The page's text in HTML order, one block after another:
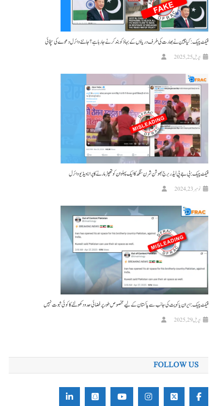
فیکٹ چیک: کیا چین نے بھارت کی طرف دریاؤں کے بہاؤ کو بند کرنے جا رہا ہے؟ جانئے وائرل دعوے کی سچّائی
اپریل 25, 2025
فیکٹ چیک : بی جے پی لیڈر برج بھوشن شرن سنگھ کا ایک پہلوان کو تھپڑ مارنے کا پرانا ویڈیو وائرل
نومبر 23, 2024
فیکٹ چیک: ایران یا کویت کی جانب سے پاکستان کے لیے مخصوص طور پر فضائی حدود کھولنے کا کوئی ثبوت نہیں
اپریل 29, 2025
FOLLOW US